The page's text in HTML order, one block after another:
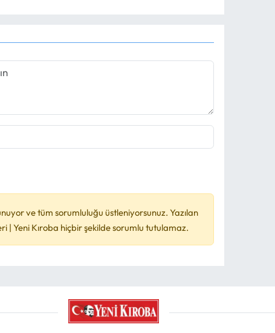
ve tüm sorumluluğu üstleniyorsunuz. Yazılan
| Yeni Kıroba hiçbir şekilde sorumlu tutulamaz.